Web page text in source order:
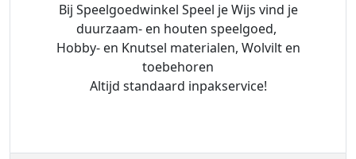
Bij Speelgoedwinkel Speel je Wijs vind je
duurzaam- en houten speelgoed,
Hobby- en Knutsel materialen, Wolvilt en
toebehoren
Altijd standaard inpakservice!